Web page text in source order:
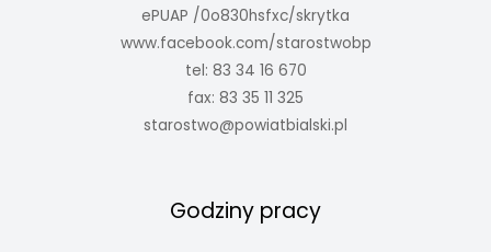
ePUAP /0o830hsfxc/skrytka
www.facebook.com/starostwobp
tel: 83 34 16 670
fax: 83 35 11 325
starostwo@powiatbialski.pl
Godziny pracy